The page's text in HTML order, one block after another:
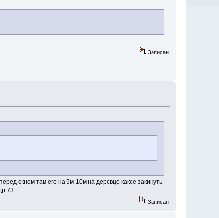
Записан
окном там его на 5м-10м на деревцо какое закинуть
73
Записан